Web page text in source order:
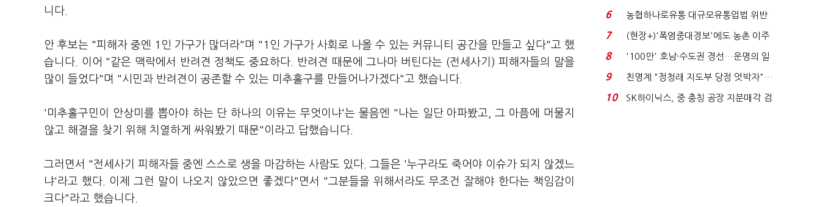
니다.
안 후보는 "피해자 중엔 1인 가구가 많더라"며 "1인 가구가 사회로 나올 수 있는 커뮤니티 공간을 만들고 싶다"고 했
습니다. 이어 "같은 맥락에서 반려견 정책도 중요하다. 반려견 때문에 그나마 버틴다는 (전세사기) 피해자들의 말을
많이 들었다"며 "시민과 반려견이 공존할 수 있는 미추홀구를 만들어나가겠다"고 했습니다.
'미추홀구민이 안상미를 뽑아야 하는 단 하나의 이유는 무엇이냐'는 물음엔 "나는 일단 아파봤고, 그 아픔에 머물지
않고 해결을 찾기 위해 치열하게 싸워봤기 때문"이라고 답했습니다.
그러면서 "전세사기 피해자들 중엔 스스로 생을 마감하는 사람도 있다. 그들은 '누구라도 죽어야 이슈가 되지 않겠느
냐'라고 했다. 이제 그런 말이 나오지 않았으면 좋겠다"면서 "그분들을 위해서라도 무조건 잘해야 한다는 책임감이
크다"라고 했습니다.
침체에 재무 ...
6
농협하나로유통 대규모유통업법 위반
적발…공정위, 과...
7
(현장+)'폭염중대경보'에도 농촌 이주
노동자는 강행군…'야...
8
'100만' 호남·수도권 경선…운명의 일
주일
9
친명계 "정청래 지도부 당정 엇박자"…
친청계 "신천지 오...
10
SK하이닉스, 중 충칭 공장 지분매각 검